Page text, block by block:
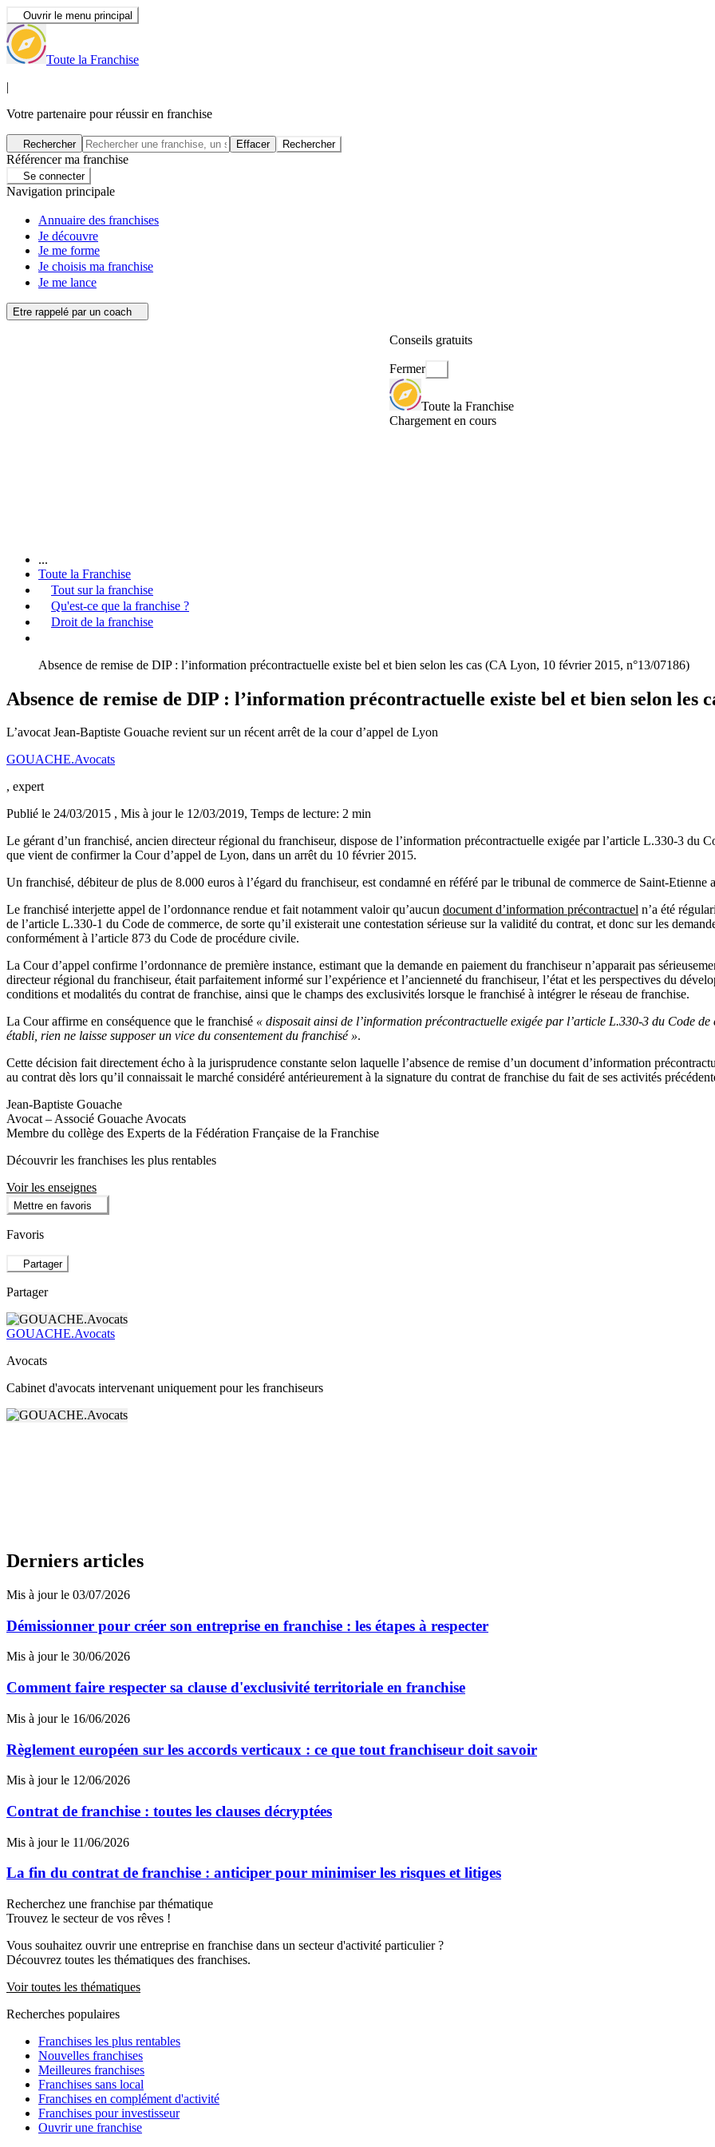
Ouvrir le menu principal
Toute la Franchise
|
Votre partenaire pour réussir en franchise
Rechercher Effacer Rechercher
Référencer ma franchise
Se connecter
Navigation principale
Annuaire des franchises
Je découvre
Je me forme
Je choisis ma franchise
Je me lance
Etre rappelé par un coach
Conseils gratuits
Fermer
Toute la Franchise
Chargement en cours
...
Toute la Franchise
Tout sur la franchise
Qu'est-ce que la franchise ?
Droit de la franchise
Absence de remise de DIP : l’information précontractuelle existe bel et bien selon les cas (CA Lyon, 10 février 2015, n°13/07186)
Absence de remise de DIP : l’information précontractuelle existe bel et bien selon les
L’avocat Jean-Baptiste Gouache revient sur un récent arrêt de la cour d’appel de Lyon
GOUACHE.Avocats
, expert
Publié le 24/03/2015 , Mis à jour le 12/03/2019, Temps de lecture: 2 min
Le gérant d’un franchisé, ancien directeur régional du franchiseur, dispose de l’information précontractuelle exigée par l’article L.330-3 du
que vient de confirmer la Cour d’appel de Lyon, dans un arrêt du 10 février 2015.
Un franchisé, débiteur de plus de 8.000 euros à l’égard du franchiseur, est condamné en référé par le tribunal de commerce de Saint-
Le franchisé interjette appel de l’ordonnance rendue et fait notamment valoir qu’aucun document d’information précontractuel n’a été
de l’article L.330-1 du Code de commerce, de sorte qu’il existerait une contestation sérieuse sur la validité du contrat, et donc sur les
conformément à l’article 873 du Code de procédure civile.
La Cour d’appel confirme l’ordonnance de première instance, estimant que la demande en paiement du franchiseur n’apparait pas
directeur régional du franchiseur, était parfaitement informé sur l’expérience et l’ancienneté du franchiseur, l’état et les perspectives du
conditions et modalités du contrat de franchise, ainsi que le champs des exclusivités lorsque le franchisé à intégrer le réseau de franchise.
La Cour affirme en conséquence que le franchisé « disposait ainsi de l’information précontractuelle exigée par l’article L.330-3 du Code de
établi, rien ne laisse supposer un vice du consentement du franchisé ».
Cette décision fait directement écho à la jurisprudence constante selon laquelle l’absence de remise d’un document d’information
au contrat dès lors qu’il connaissait le marché considéré antérieurement à la signature du contrat de franchise du fait de ses activités
Jean-Baptiste Gouache
Avocat – Associé Gouache Avocats
Membre du collège des Experts de la Fédération Française de la Franchise
Découvrir les franchises les plus rentables
Voir les enseignes
Mettre en favoris
Favoris
Partager
Partager
GOUACHE.Avocats
Avocats
Cabinet d'avocats intervenant uniquement pour les franchiseurs
Derniers articles
Mis à jour le 03/07/2026
Démissionner pour créer son entreprise en franchise : les étapes à respecter
Mis à jour le 30/06/2026
Comment faire respecter sa clause d'exclusivité territoriale en franchise
Mis à jour le 16/06/2026
Règlement européen sur les accords verticaux : ce que tout franchiseur doit savoir
Mis à jour le 12/06/2026
Contrat de franchise : toutes les clauses décryptées
Mis à jour le 11/06/2026
La fin du contrat de franchise : anticiper pour minimiser les risques et litiges
Recherchez une franchise par thématique
Trouvez le secteur de vos rêves !
Vous souhaitez ouvrir une entreprise en franchise dans un secteur d'activité particulier ?
Découvrez toutes les thématiques des franchises.
Voir toutes les thématiques
Recherches populaires
Franchises les plus rentables
Nouvelles franchises
Meilleures franchises
Franchises sans local
Franchises en complément d'activité
Franchises pour investisseur
Ouvrir une franchise